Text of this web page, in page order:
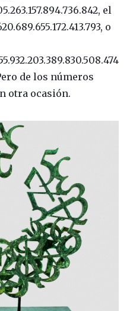
el
o
de los números
otra ocasión.